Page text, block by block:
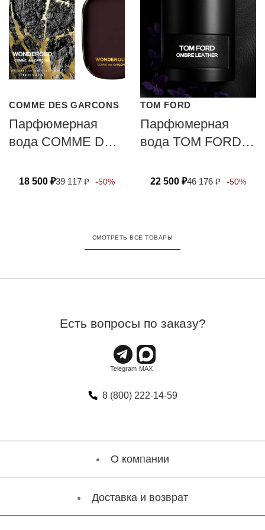
COMME DES GARCONS
Парфюмерная
вода COMME DES
WONDEROUD
18 500 ₽39 117₽ -50%
TOM FORD
Парфюмерная
вода TOM FORD
22 500 ₽46 176₽ -50%
СМОТРЕТЬ ВСЕ ТОВАРЫ
Есть вопросы по заказу?
8 (800) 222-14-59
О компании
Доставка и возврат